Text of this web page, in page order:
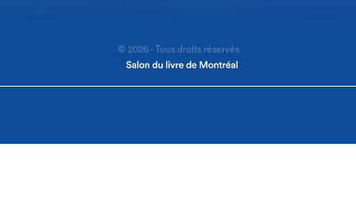
© 2026 - Tous droits réservés